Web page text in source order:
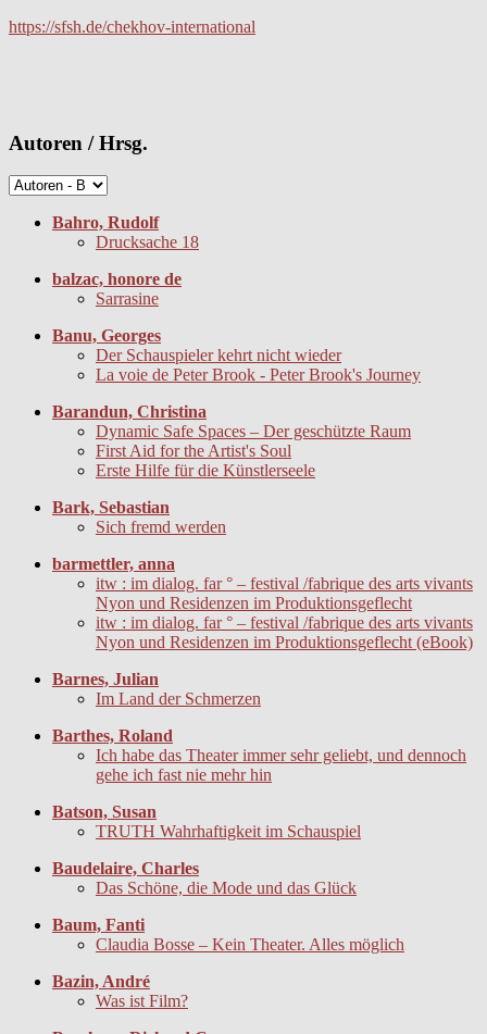
https://sfsh.de/chekhov-international
Autoren / Hrsg.
Bahro, Rudolf
Drucksache 18
balzac, honore de
Sarrasine
Banu, Georges
Der Schauspieler kehrt nicht wieder
La voie de Peter Brook - Peter Brook's Journey
Barandun, Christina
Dynamic Safe Spaces – Der geschützte Raum
First Aid for the Artist's Soul
Erste Hilfe für die Künstlerseele
Bark, Sebastian
Sich fremd werden
barmettler, anna
itw : im dialog. far ° – festival /fabrique des arts vivants
Nyon und Residenzen im Produktionsgeflecht
itw : im dialog. far ° – festival /fabrique des arts vivants
Nyon und Residenzen im Produktionsgeflecht (eBook)
Barnes, Julian
Im Land der Schmerzen
Barthes, Roland
Ich habe das Theater immer sehr geliebt, und dennoch
gehe ich fast nie mehr hin
Batson, Susan
TRUTH Wahrhaftigkeit im Schauspiel
Baudelaire, Charles
Das Schöne, die Mode und das Glück
Baum, Fanti
Claudia Bosse – Kein Theater. Alles möglich
Bazin, André
Was ist Film?